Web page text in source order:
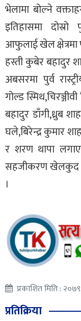
भेलामा बोल्ने
इतिहासमा
आफुलाई खेल क्षेत्रमा
हस्ती कुबेर बहादुर
अबसरमा पुर्व
गोल्ड
बहादुर डाँगी,ध्रुब
घले,बिरेन्द्र कुमार
र शरण थापा
सहजीकरण खेलकुद
।
प्रकाशित मिति :
प्रतिक्रिया